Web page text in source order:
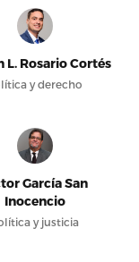
L. Rosario Cortés
y derecho
García San
Inocencio
y justicia